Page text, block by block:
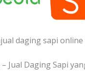
daging sapi
Jual Daging Sapi